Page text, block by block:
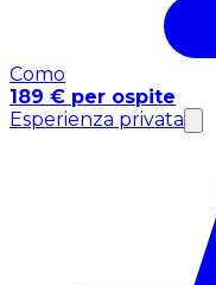
Como
189 € per ospite
Esperienza privata